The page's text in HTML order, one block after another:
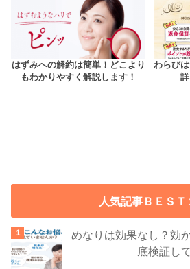
はずみへの解約は簡単！どこより
もわかりやすく解説します！
わらび
人気記事ＢＥＳＴ
めなりは効果なし？効
底検証し